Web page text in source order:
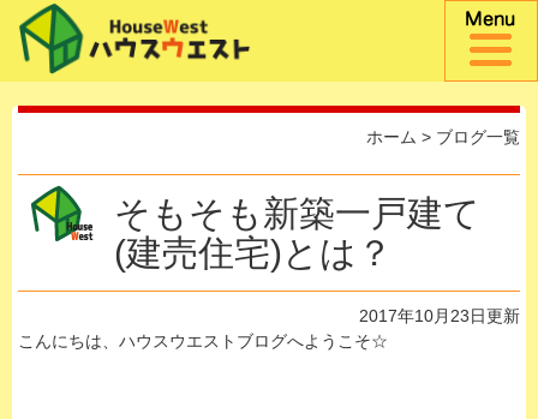
ホーム > ブログ一覧
そもそも新築一戸建て
(建売住宅)とは？
2017年10月23日更新
こんにちは、ハウスウエストブログへようこそ☆